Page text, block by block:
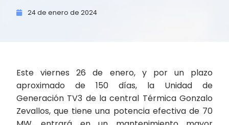
24 de enero de 2024
Este viernes 26 de enero, y por un plazo
aproximado de 150 días, la Unidad de
Generación TV3 de la central Térmica Gonzalo
Zevallos, que tiene una potencia efectiva de 70